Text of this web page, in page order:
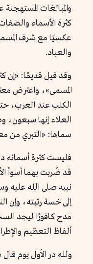
والمبالغات
كثرة الأسماء
عكسيًا مع شرف
والعباد.
وقد قيل قديمًا: «إن
المسمى»، واعترض
الكلب عند العرب،
العلاء إنها
سماها: «التبري من
فليست كثرة أسمائه
قد ضُربت بهما أسوأ
نبيه صلى الله عليه
إلى خسة رتبته، وإن
مدح كافورًا ليجد
ألفاظ التعظيم
ولله در الأول يوم